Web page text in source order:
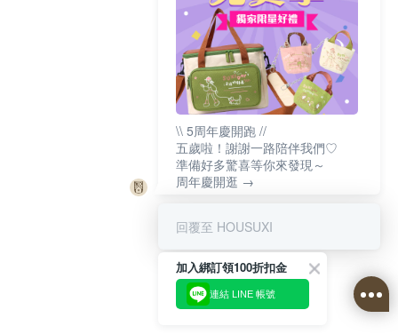
\\ 5周年慶開跑 //
五歲啦！謝謝一路陪伴我們♡
準備好多驚喜等你來發現～
周年慶開逛 →
回覆至 HOUSUXI
加入綁訂領100折扣金
連結 LINE 帳號